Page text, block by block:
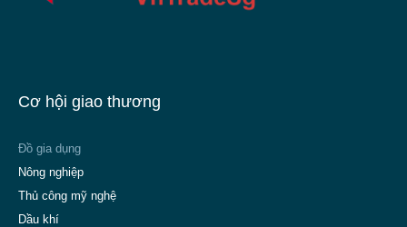
Cơ hội giao thương
Đồ gia dụng
Nông nghiệp
Thủ công mỹ nghệ
Dầu khí